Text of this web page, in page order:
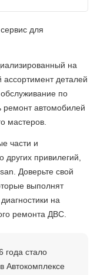
для
на
деталей
по
ремонт автомобилей
мастеров.
части и
привилегий,
Доверьте свой
выполнят
на
ремонта ДВС.
года стало
Автокомплексе